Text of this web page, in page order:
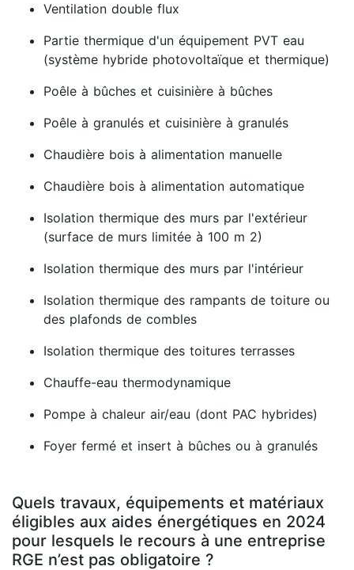
Ventilation double flux
Partie thermique d'un équipement PVT eau
(système hybride photovoltaïque et thermique)
Poêle à bûches et cuisinière à bûches
Poêle à granulés et cuisinière à granulés
Chaudière bois à alimentation manuelle
Chaudière bois à alimentation automatique
Isolation thermique des murs par l'extérieur
(surface de murs limitée à 100 m 2)
Isolation thermique des murs par l'intérieur
Isolation thermique des rampants de toiture ou
des plafonds de combles
Isolation thermique des toitures terrasses
Chauffe-eau thermodynamique
Pompe à chaleur air/eau (dont PAC hybrides)
Foyer fermé et insert à bûches ou à granulés
Quels travaux, équipements et matériaux
éligibles aux aides énergétiques en 2024
pour lesquels le recours à une entreprise
RGE n’est pas obligatoire ?